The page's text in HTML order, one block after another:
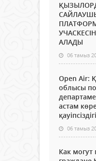
АЛАДЫ
06 тамыз
Open Air:
облысы
астам
06 тамыз
Как могут